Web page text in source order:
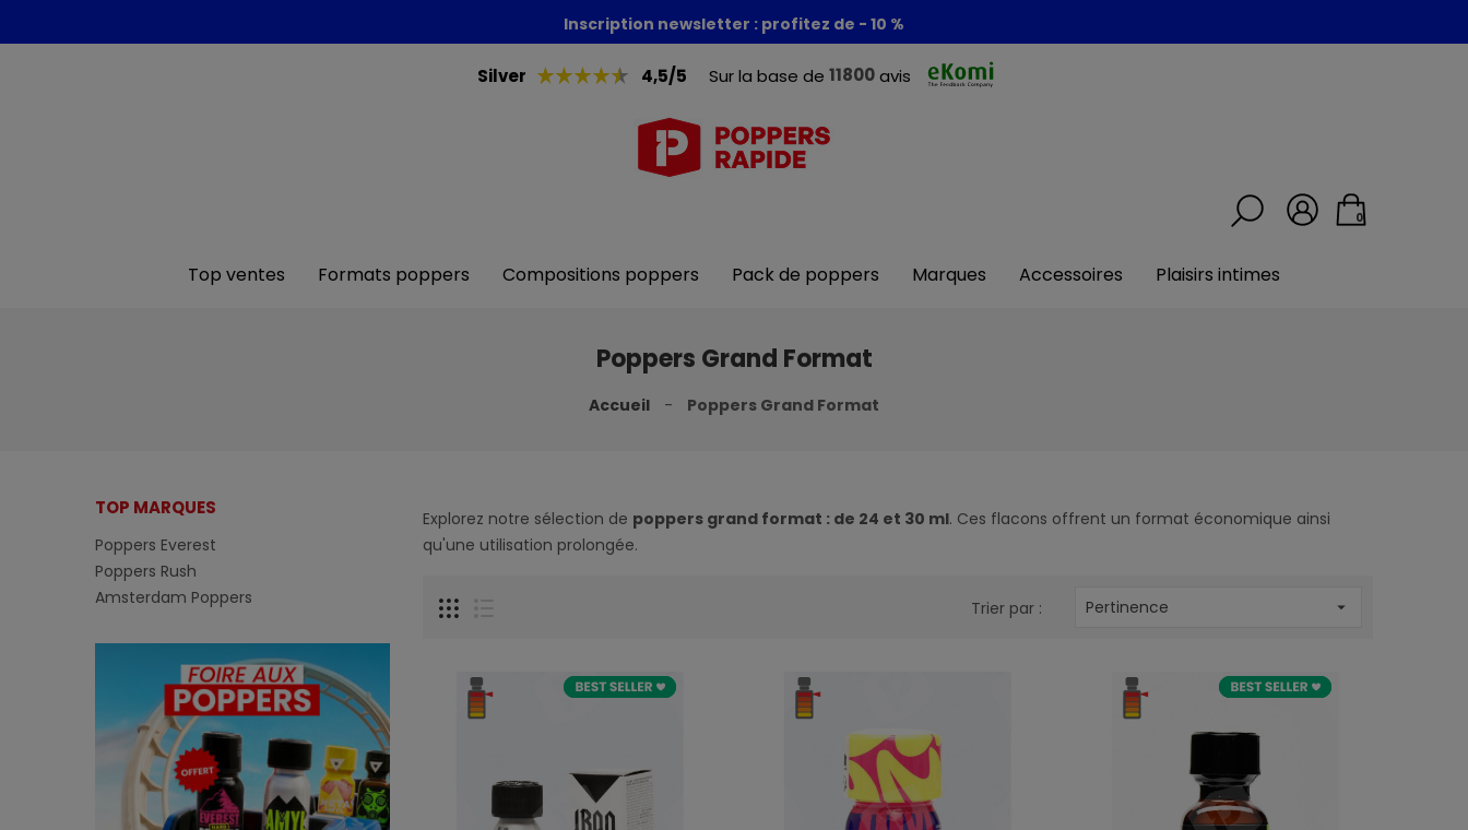
Foire aux poppers : - 30% + 1 poppers offert
Inscription newsletter : profitez de - 10 %
Silver 4,5/5 Sur la base de 11800avis
0
Top ventes Formats poppers Compositions poppers Pack de poppers Marques Accessoires Plaisirs intimes
Poppers Grand Format
Accueil Poppers Grand Format
TOP MARQUES
Poppers Everest
Poppers Rush
Amsterdam Poppers
Explorez notre sélection de poppers grand format : de 24 et 30 ml. Ces flacons offrent un format économique ainsi
qu'une utilisation prolongée.
Trier par : Pertinence 